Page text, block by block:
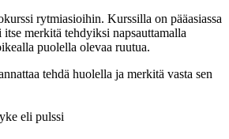
rytmiasioihin. Kurssilla on pääasiassa
merkitä tehdyiksi napsauttamalla
puolella olevaa ruutua.
tehdä huolella ja merkitä vasta sen
eli pulssi